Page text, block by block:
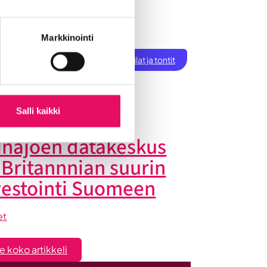
Markkinointi
Salli kaikki
perustaminen
Töihin Seinäjoelle Toimitilat ja tontit
datakeskus
suurin
Suomeen
koko artikkeli
Seinäjoen